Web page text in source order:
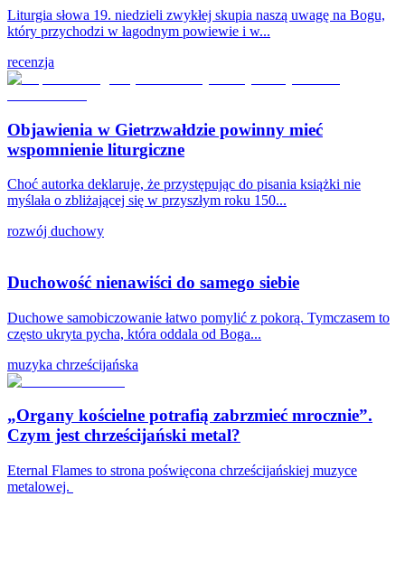
Liturgia słowa 19. niedzieli zwykłej skupia naszą uwagę na Bogu,
który przychodzi w łagodnym powiewie i w...
recenzja
Objawienia w Gietrzwałdzie powinny mieć
wspomnienie liturgiczne
Choć autorka deklaruje, że przystępując do pisania książki nie
myślała o zbliżającej się w przyszłym roku 150...
rozwój duchowy
Duchowość nienawiści do samego siebie
Duchowe samobiczowanie łatwo pomylić z pokorą. Tymczasem to
często ukryta pycha, która oddala od Boga...
muzyka chrześcijańska
„Organy kościelne potrafią zabrzmieć mrocznie”.
Czym jest chrześcijański metal?
Eternal Flames to strona poświęcona chrześcijańskiej muzyce
metalowej.